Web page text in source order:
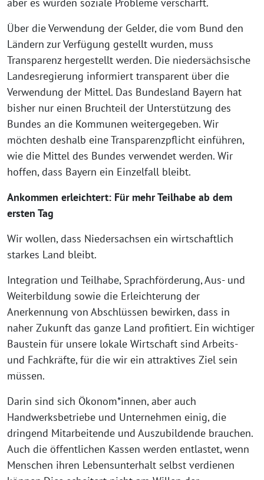
Über die Verwendung der Gelder, die vom Bund den
Ländern zur Verfügung gestellt wurden, muss
Transparenz hergestellt werden. Die niedersächsische
Landesregierung informiert transparent über die
Verwendung der Mittel. Das Bundesland Bayern hat
bisher nur einen Bruchteil der Unterstützung des
Bundes an die Kommunen weitergegeben. Wir
möchten deshalb eine Transparenzpflicht einführen,
wie die Mittel des Bundes verwendet werden. Wir
hoffen, dass Bayern ein Einzelfall bleibt.
Ankommen erleichtert: Für mehr Teilhabe ab dem
ersten Tag
Wir wollen, dass Niedersachsen ein wirtschaftlich
starkes Land bleibt.
Integration und Teilhabe, Sprachförderung, Aus- und
Weiterbildung sowie die Erleichterung der
Anerkennung von Abschlüssen bewirken, dass in
naher Zukunft das ganze Land profitiert. Ein wichtiger
Baustein für unsere lokale Wirtschaft sind Arbeits-
und Fachkräfte, für die wir ein attraktives Ziel sein
müssen.
Darin sind sich Ökonom*innen, aber auch
Handwerksbetriebe und Unternehmen einig, die
dringend Mitarbeitende und Auszubildende brauchen.
Auch die öffentlichen Kassen werden entlastet, wenn
Menschen ihren Lebensunterhalt selbst verdienen